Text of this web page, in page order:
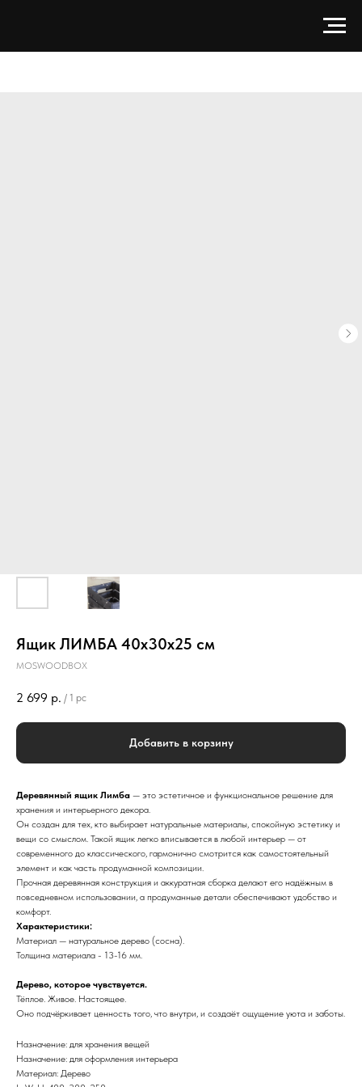
Ящик ЛИМБА 40х30х25 см
MOSWOODBOX
2 699 р. / 1 pc
Добавить в корзину
Деревянный ящик Лимба — это эстетичное и функциональное решение для
хранения и интерьерного декора.
Он создан для тех, кто выбирает натуральные материалы, спокойную эстетику и
вещи со смыслом. Такой ящик легко вписывается в любой интерьер — от
современного до классического, гармонично смотрится как самостоятельный
элемент и как часть продуманной композиции.
Прочная деревянная конструкция и аккуратная сборка делают его надёжным в
повседневном использовании, а продуманные детали обеспечивают удобство и
комфорт.
Характеристики:
Материал — натуральное дерево (сосна).
Толщина материала - 13-16 мм.
Дерево, которое чувствуется.
Тёплое. Живое. Настоящее.
Оно подчёркивает ценность того, что внутри, и создаёт ощущение уюта и заботы.
Назначение: для хранения вещей
Назначение: для оформления интерьера
Материал: Дерево